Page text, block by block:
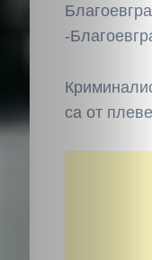
Спорт
-
са от